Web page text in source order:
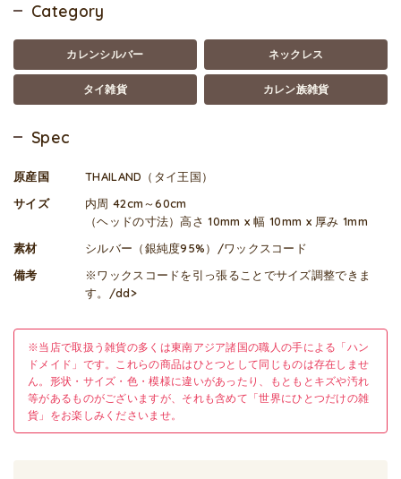
Category
カレンシルバー ネックレス
タイ雑貨 カレン族雑貨
Spec
原産国
THAILAND（タイ王国）
サイズ
内周 42cm～60cm
（ヘッドの寸法）高さ 10mm x 幅 10mm x 厚み 1mm
素材
シルバー（銀純度95%）/ワックスコード
備考
※ワックスコードを引っ張ることでサイズ調整できま
す。/dd>
※当店で取扱う雑貨の多くは東南アジア諸国の職人の手による「ハン
ドメイド」です。これらの商品はひとつとして同じものは存在しませ
ん。形状・サイズ・色・模様に違いがあったり、もともとキズや汚れ
等があるものがございますが、それも含めて「世界にひとつだけの雑
貨」をお楽しみくださいませ。